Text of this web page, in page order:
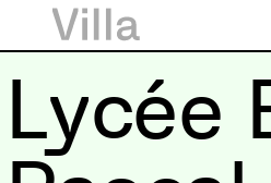
Lycée